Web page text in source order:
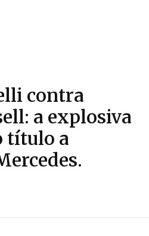
contra
a explosiva
título a